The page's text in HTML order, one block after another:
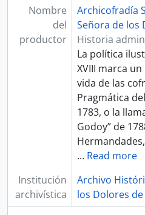
Nombre
del
productor
Archicofradía
Señora de los
Historia
La política
XVIII marca
vida de las
Pragmática
1783, o la
Godoy” de
… Read more
Institución
archivística
Archivo
los Dolores de